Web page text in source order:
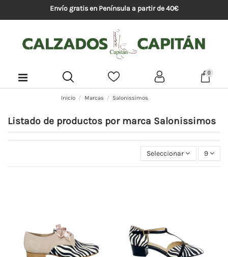
Envío gratis en Península a partir de 40€
0
Inicio Marcas Salonissimos
Listado de productos por marca Salonissimos
Seleccionar 9